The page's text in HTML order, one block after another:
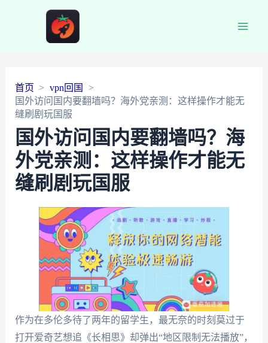
首页
vpn回国
国外访问国内要翻墙吗？海外党亲测：这样操作才能无
缝刷剧玩国服
国外访问国内要翻墙吗？海
外党亲测：这样操作才能无
缝刷剧玩国服
作为在多伦多待了两年的留学生，最无奈的时刻莫过于
打开爱奇艺想追《长相思》却弹出“地区限制无法播放”，